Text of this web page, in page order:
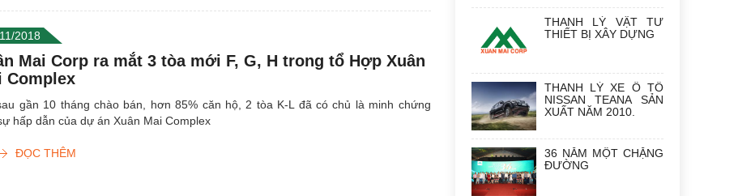
2018
Mai Corp ra mắt 3 tòa mới F, G, H trong tổ Hợp Xuân
Complex
gần 10 tháng chào bán, hơn 85% căn hộ, 2 tòa K-L đã có chủ là minh chứng
hấp dẫn của dự án Xuân Mai Complex
ĐỌC THÊM
THANH LÝ VẬT TƯ
THIẾT BỊ XÂY DỰNG
THANH LÝ XE Ô TÔ
NISSAN TEANA SẢN
XUẤT NĂM 2010.
36 NĂM MỘT CHẶNG
ĐƯỜNG